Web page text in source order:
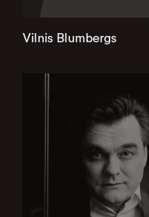
Vilnis Blumbergs